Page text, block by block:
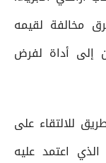
مخالفة لقيمه
إلى أداة لفرض
للالتقاء على
اعتمد عليه